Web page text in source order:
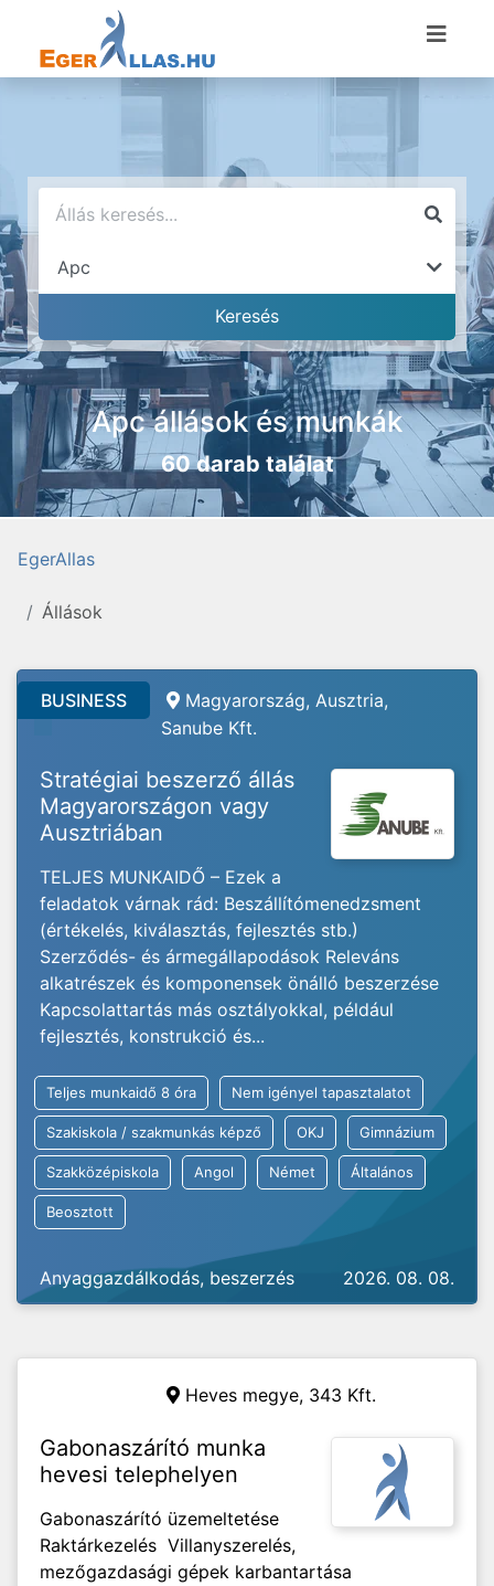
Apc állások és munkák
60 darab találat
EgerAllas
Állások
BUSINESS
Magyarország, Ausztria,
Sanube Kft.
Stratégiai beszerző állás
Magyarországon vagy
Ausztriában
TELJES MUNKAIDŐ – Ezek a
feladatok várnak rád: Beszállítómenedzsment
(értékelés, kiválasztás, fejlesztés stb.)
Szerződés- és ármegállapodások Releváns
alkatrészek és komponensek önálló beszerzése
Kapcsolattartás más osztályokkal, például
fejlesztés, konstrukció és...
Teljes munkaidő 8 óra Nem igényel tapasztalatot
Szakiskola / szakmunkás képző OKJ Gimnázium
Szakközépiskola Angol Német Általános
Beosztott
Anyaggazdálkodás, beszerzés 2026. 08. 08.
Heves megye, 343 Kft.
Gabonaszárító munka
hevesi telephelyen
Gabonaszárító üzemeltetése
Raktárkezelés Villanyszerelés,
mezőgazdasági gépek karbantartása